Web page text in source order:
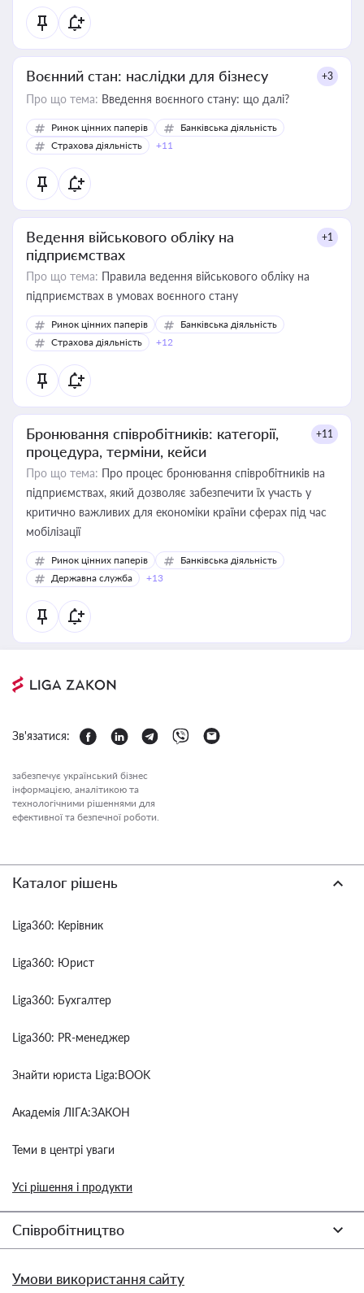
Воєнний стан: наслідки для бізнесу +3
Про що тема: Введення воєнного стану: що далі?
Ринок цінних паперів
Банківська діяльність
Страхова діяльність
+11
Ведення військового обліку на
підприємствах
+1
Про що тема: Правила ведення військового обліку на
підприємствах в умовах воєнного стану
Ринок цінних паперів
Банківська діяльність
Страхова діяльність
+12
Бронювання співробітників: категорії,
процедура, терміни, кейси
+11
Про що тема: Про процес бронювання співробітників на
підприємствах, який дозволяє забезпечити їх участь у
критично важливих для економіки країни сферах під час
мобілізації
Ринок цінних паперів
Банківська діяльність
Державна служба
+13
Зв'язатися:
забезпечує український бізнес
інформацією, аналітикою та
технологічними рішеннями для
ефективної та безпечної роботи.
Каталог рішень
Liga360: Керівник
Liga360: Юрист
Liga360: Бухгалтер
Liga360: PR-менеджер
Знайти юриста Liga:BOOK
Академія ЛІГА:ЗАКОН
Теми в центрі уваги
Усі рішення і продукти
Співробітництво
Умови використання сайту